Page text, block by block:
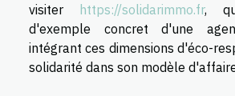
visiter https://solidarimmo.fr,
d'exemple concret d'une
intégrant ces dimensions d'éco-
solidarité dans son modèle